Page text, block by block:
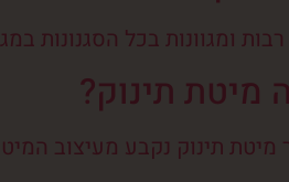
ומגוונות בכל הסגנונות
מיטת תינוק?